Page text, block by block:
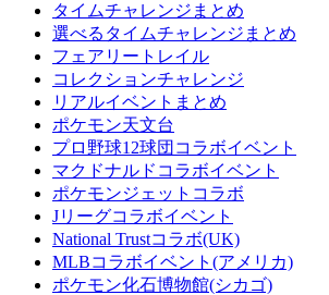
タイムチャレンジまとめ
選べるタイムチャレンジまとめ
フェアリートレイル
コレクションチャレンジ
リアルイベントまとめ
ポケモン天文台
プロ野球12球団コラボイベント
マクドナルドコラボイベント
ポケモンジェットコラボ
Jリーグコラボイベント
National Trustコラボ(UK)
MLBコラボイベント(アメリカ)
ポケモン化石博物館(シカゴ)